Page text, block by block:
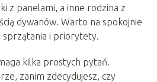
z panelami, a inne rodzina z
dywanów. Warto na spokojnie
sprzątania i priorytety.
kilka prostych pytań.
zanim zdecydujesz, czy